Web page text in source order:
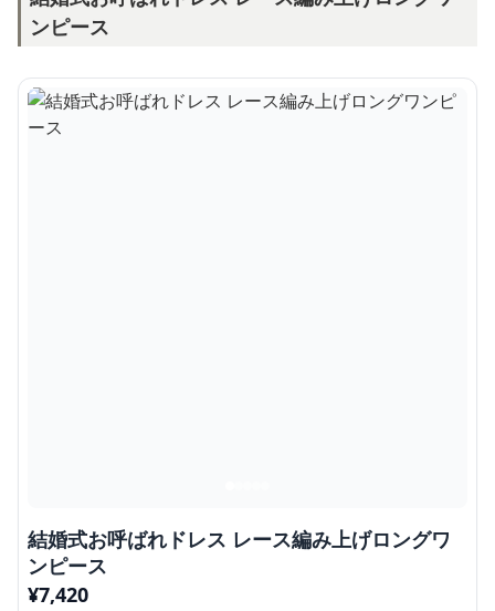
ンピース
結婚式お呼ばれドレス レース編み上げロングワ
ンピース
¥7,420